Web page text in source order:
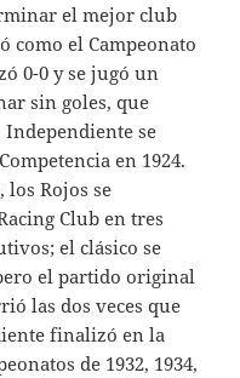
el mejor club
como el Campeonato
0-0 y se jugó un
sin goles, que
Independiente se
en 1924.
los Rojos se
Club en tres
el clásico se
el partido original
las dos veces que
finalizó en la
de 1932, 1934,